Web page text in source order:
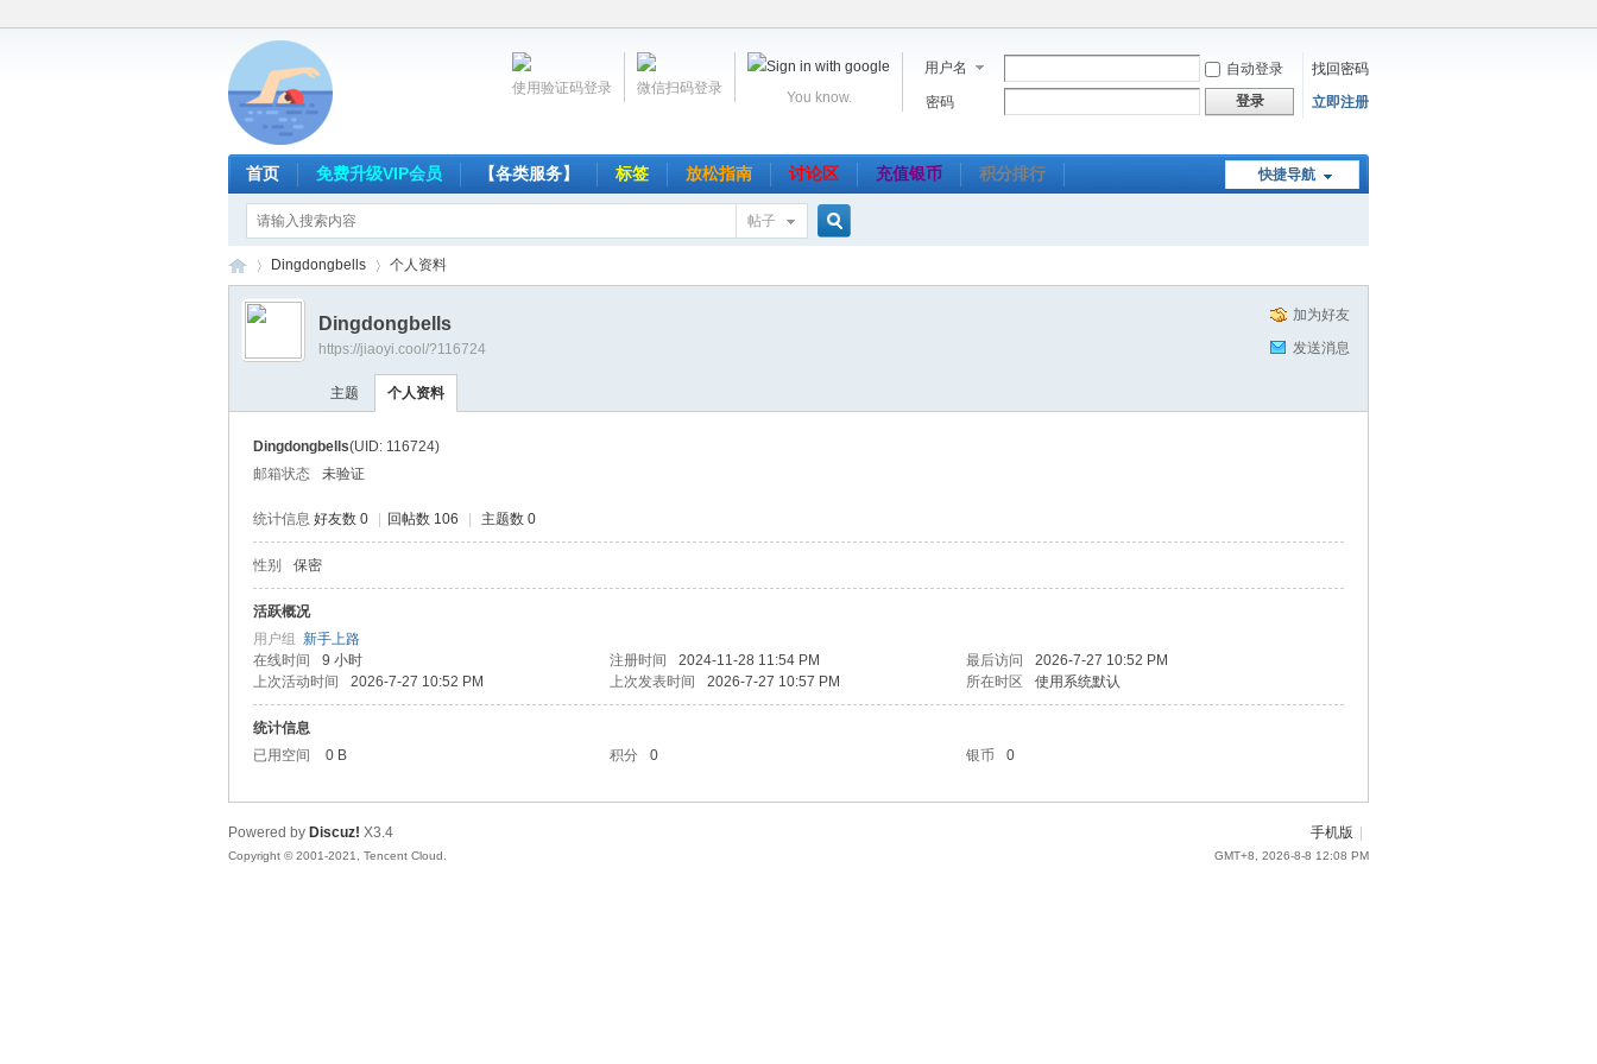
用户名 自动登录
找回密码
密码
登录 立即注册
You know.
微信扫码登录
使用验证码登录
快捷导航
首页 免费升级VIP会员 【各类服务】 标签 放松指南 讨论区 充值银币 积分排行
帖子
网
›
Dingdongbells 个人资料
加为好友
发送消息
Dingdongbells
https://jiaoyi.cool/?116724
主题 个人资料
Dingdongbells(UID: 116724)
邮箱状态
未验证
统计信息 好友数 0 回帖数 106 主题数 0
性别 保密
活跃概况
用户组 新手上路
在线时间
9 小时 注册时间 2024-11-28 11:54 PM 最后访问
2026-7-27 10:52 PM
上次活动时间
2026-7-27 10:52 PM 上次发表时间 2026-7-27 10:57 PM 所在时区 使用系统默认
统计信息
已用空间
0 B 积分 0 银币 0
手机版
GMT+8, 2026-8-8 12:08 PM
Powered by Discuz! X3.4
Copyright © 2001-2021, Tencent Cloud.